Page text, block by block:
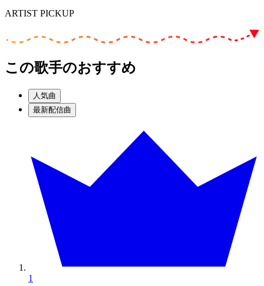
ARTIST PICKUP
この歌手のおすすめ
人気曲
最新配信曲
1